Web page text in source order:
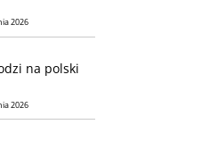
2026
na polski
2026